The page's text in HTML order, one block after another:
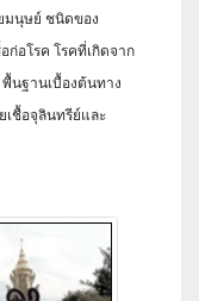
มนุษย์ ชนิดของ
อโรค โรคที่เกิดจาก
นฐานเบื้องต้นทาง
ชื้อจุลินทรีย์และ